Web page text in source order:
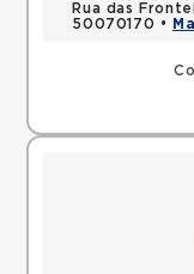
Rua das
50070170 •